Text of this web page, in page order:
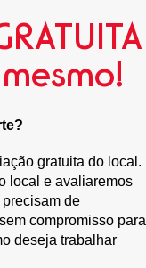
gratuita do local.
local e avaliaremos
de
compromisso para
deseja trabalhar